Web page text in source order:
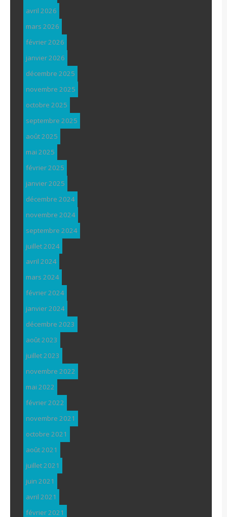
avril 2026
mars 2026
février 2026
janvier 2026
décembre 2025
novembre 2025
octobre 2025
septembre 2025
août 2025
mai 2025
février 2025
janvier 2025
décembre 2024
novembre 2024
septembre 2024
juillet 2024
avril 2024
mars 2024
février 2024
janvier 2024
décembre 2023
août 2023
juillet 2023
novembre 2022
mai 2022
février 2022
novembre 2021
octobre 2021
août 2021
juillet 2021
juin 2021
avril 2021
février 2021